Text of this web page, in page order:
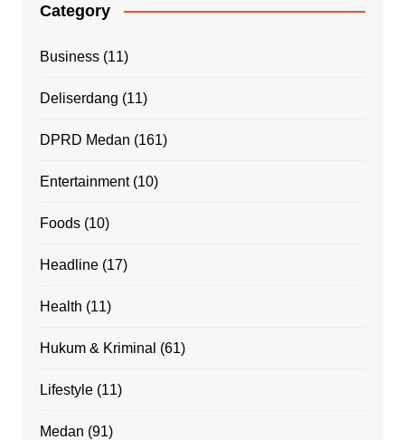
Category
Business(11)
Deliserdang (11)
DPRD Medan (161)
Entertainment(10)
Foods(10)
Headline(17)
Health (11)
Hukum & Kriminal (61)
Lifestyle(11)
Medan (91)